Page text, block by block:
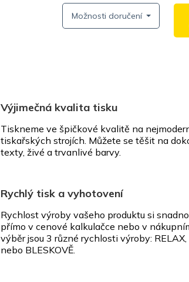
Možnosti doručení
Výjimečná kvalita tisku
Tiskneme ve špičkové kvalitě na
tiskařských strojích. Můžete se těšit na
texty, živé a trvanlivé barvy.
Rychlý tisk a vyhotovení
Rychlost výroby vašeho produktu si
přímo v cenové kalkulačce nebo v
výběr jsou 3 různé rychlosti výroby: RELAX,
nebo BLESKOVĚ.